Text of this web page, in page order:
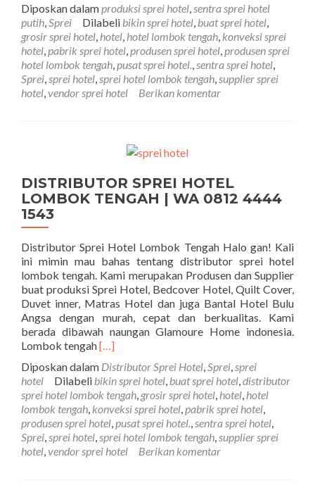
Diposkan dalamproduksi sprei hotel,sentra sprei hotel
putih,Sprei Dilabeli bikin sprei hotel, buat sprei hotel,
grosir sprei hotel, hotel, hotel lombok tengah, konveksi sprei
hotel,pabrik sprei hotel,produsen sprei hotel,produsen sprei
hotel lombok tengah,pusat sprei hotel.,sentra sprei hotel,
Sprei,sprei hotel,sprei hotel lombok tengah,supplier sprei
hotel,vendor sprei hotel Berikan komentar
DISTRIBUTOR SPREI HOTEL
LOMBOK TENGAH | WA 0812 4444
1543
Distributor Sprei Hotel Lombok Tengah Halo gan! Kali
ini mimin mau bahas tentang distributor sprei hotel
lombok tengah. Kami merupakan Produsen dan Supplier
buat produksi Sprei Hotel, Bedcover Hotel, Quilt Cover,
Duvet inner, Matras Hotel dan juga Bantal Hotel Bulu
Angsa dengan murah, cepat dan berkualitas. Kami
berada dibawah naungan Glamoure Home indonesia.
Lombok tengahSelengkapnya tentangDISTRIBUTOR
[…]
Diposkan dalam Distributor Sprei Hotel Sprei sprei
hotel
Dilabeli bikin sprei hotel buat sprei hotel distributor
sprei hotel lombok tengah grosir sprei hotel hotel hotel
lombok tengah konveksi sprei hotel pabrik sprei hotel
produsen sprei hotel pusat sprei hotel. sentra sprei hotel
Sprei sprei hotel sprei hotel lombok tengah supplier sprei
hotel vendor sprei hotel Berikan komentar